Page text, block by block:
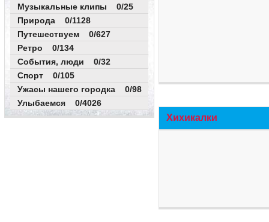
Музыкальные клипы 0/25
Природа 0/1128
Путешествуем 0/627
Ретро 0/134
События, люди 0/32
Спорт 0/105
Ужасы нашего городка 0/98
Улыбаемся 0/4026
Хихикалки